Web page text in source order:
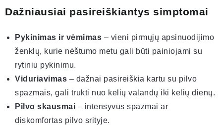
Dažniausiai pasireiškiantys simptomai
Pykinimas ir vėmimas – vieni pirmųjų apsinuodijimo
ženklų, kurie nėštumo metu gali būti painiojami su
rytiniu pykinimu.
Viduriavimas – dažnai pasireiškia kartu su pilvo
spazmais, gali trukti nuo kelių valandų iki kelių dienų.
Pilvo skausmai – intensyvūs spazmai ar
diskomfortas pilvo srityje.